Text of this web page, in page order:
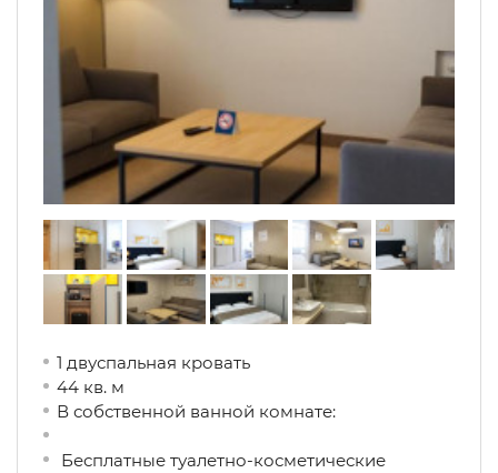
1 двуспальная кровать
44 кв. м
В собственной ванной комнате:
Бесплатные туалетно-косметические